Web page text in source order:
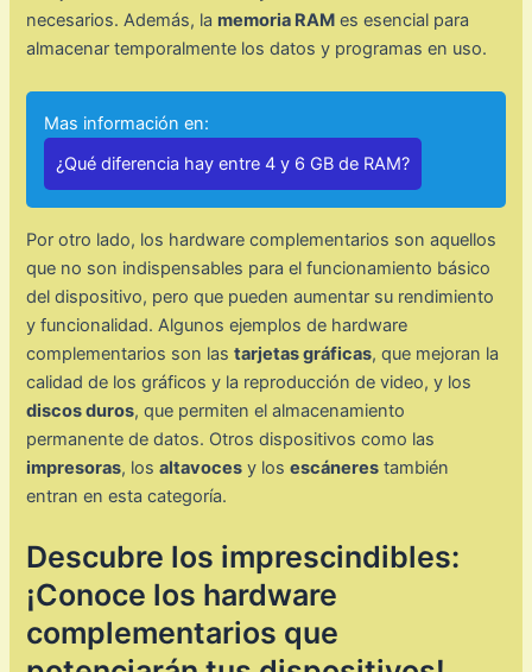
necesarios. Además, la memoria RAM es esencial para
almacenar temporalmente los datos y programas en uso.
Mas información en:
¿Qué diferencia hay entre 4 y 6 GB de RAM?
Por otro lado, los hardware complementarios son aquellos
que no son indispensables para el funcionamiento básico
del dispositivo, pero que pueden aumentar su rendimiento
y funcionalidad. Algunos ejemplos de hardware
complementarios son lastarjetas gráficas, que mejoran la
calidad de los gráficos y la reproducción de video, y los
discos duros, que permiten el almacenamiento
permanente de datos. Otros dispositivos como las
impresoras, losaltavoces y losescáneres también
entran en esta categoría.
Descubre los imprescindibles:
¡Conoce los hardware
complementarios que